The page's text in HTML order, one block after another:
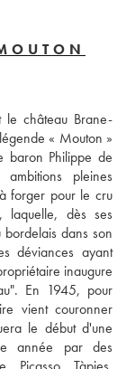
le château Brane-
« Mouton »
baron Philippe de
pleines
forger pour le cru
laquelle, dès ses
dans son
déviances ayant
inaugure
En 1945, pour
vient couronner
le début d'une
année par des